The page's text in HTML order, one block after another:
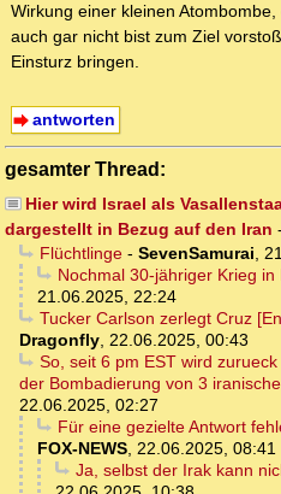
Wirkung einer kleinen
auch gar nicht bist zum Ziel
Einsturz bringen.
antworten
gesamter Thread:
Hier wird Israel als
dargestellt in Bezug auf den Iran -
Flüchtlinge- SevenSamurai,
Nochmal 30-jähriger Krieg in
21.06.2025, 22:24
Tucker Carlson zerlegt Cruz
Dragonfly, 22.06.2025, 00:43
So, seit 6 pm EST wird
der Bombadierung von 3
22.06.2025, 02:27
Für eine gezielte Antwort
FOX-NEWS, 22.06.2025, 08:41
Ja, selbst der Irak kann